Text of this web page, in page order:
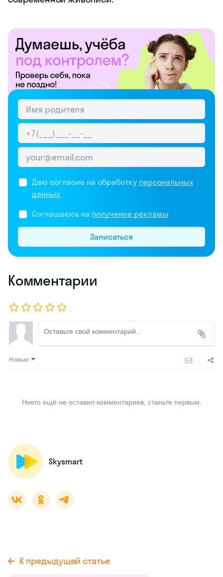
Даю согласие на обработку персональных
данных
Соглашаюсь на получение рекламы
Записаться
Комментарии
Новые
Никто ещё не оставил комментариев, станьте первым.
Skysmart
К предыдущей статье